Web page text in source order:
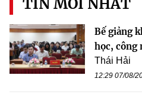
Bế giảng
học, công
Thái Hải
12:29 07/08/